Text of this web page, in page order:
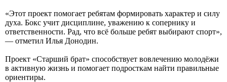
«Этот проект помогает ребятам формировать характер и силу
духа. Бокс учит дисциплине, уважению к сопернику и
ответственности. Рад, что всё больше ребят выбирают спорт»,
— отметил Илья Донодин.
Проект «Старший брат» способствует вовлечению молодёжи
в активную жизнь и помогает подросткам найти правильные
ориентиры.